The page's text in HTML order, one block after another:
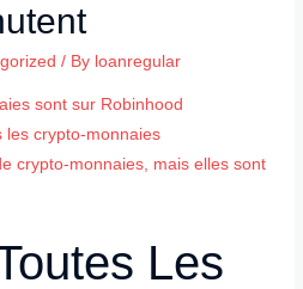
/ By loanregular
sont sur Robinhood
les crypto-monnaies
crypto-monnaies, mais elles sont
Les